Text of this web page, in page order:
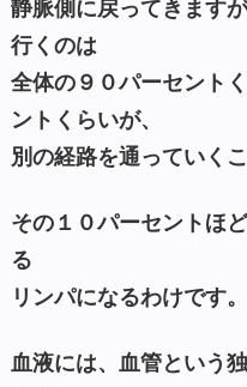
静脈側に戻ってきます
行くのは
全体の９０パーセント
ントくらいが、
別の経路を通っていく
その１０パーセントほ
る
リンパになるわけです。
血液には、血管という